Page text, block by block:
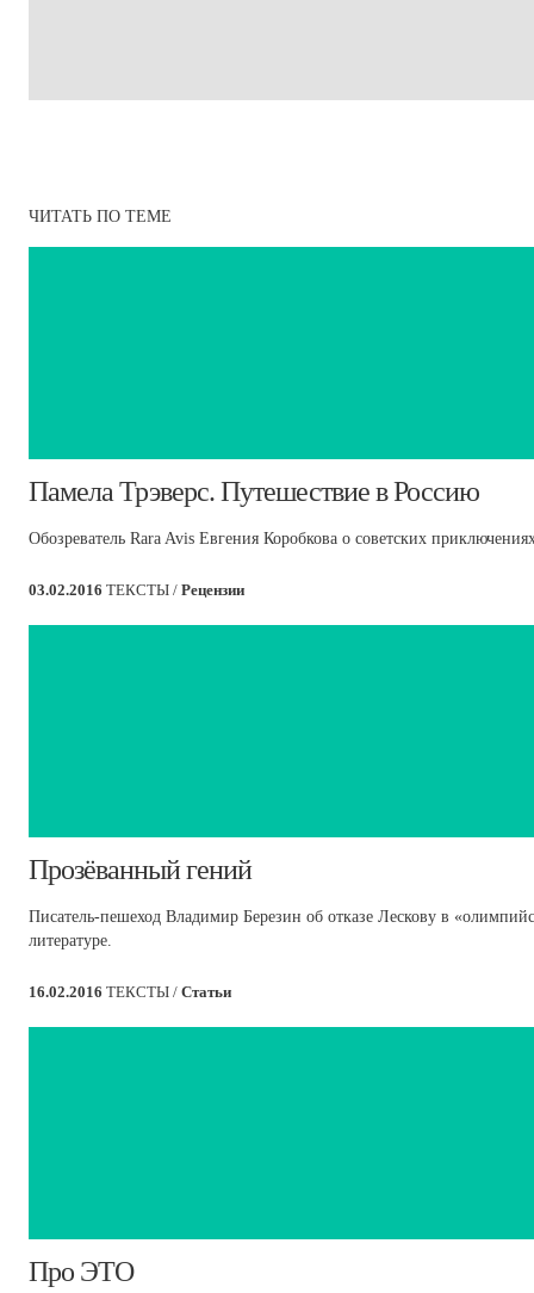
ЧИТАТЬ ПО ТЕМЕ
​Памела Трэверс. Путешествие в Россию
Обозреватель Rara Avis Евгения Коробкова о советских
03.02.2016 ТЕКСТЫ / Рецензии
​Прозёванный гений
Писатель-пешеход Владимир Березин об отказе Лескову в
литературе.
16.02.2016 ТЕКСТЫ / Статьи
​Про ЭТО